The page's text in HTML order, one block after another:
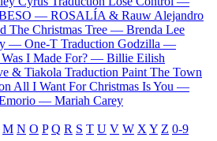
— ROSALÍA & Rauw Alejandro
The Christmas Tree — Brenda Lee
— One-T Traduction Godzilla —
I Made For? — Billie Eilish
& Tiakola Traduction Paint The Town
All I Want For Christmas Is You —
— Mariah Carey
M N O P Q R S T U V W X Y Z 0-9